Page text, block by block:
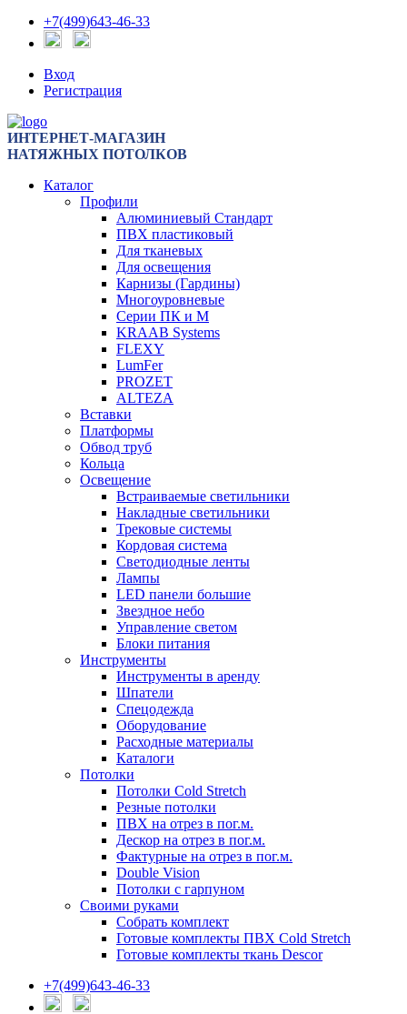
+7(499)643-46-33
Вход
Регистрация
ИНТЕРНЕТ-МАГАЗИН
НАТЯЖНЫХ ПОТОЛКОВ
Каталог
Профили
Алюминиевый Стандарт
ПВХ пластиковый
Для тканевых
Для освещения
Карнизы (Гардины)
Многоуровневые
Серии ПК и М
KRAAB Systems
FLEXY
LumFer
PROZET
ALTEZA
Вставки
Платформы
Обвод труб
Кольца
Освещение
Встраиваемые светильники
Накладные светильники
Трековые системы
Кордовая система
Светодиодные ленты
Лампы
LED панели большие
Звездное небо
Управление светом
Блоки питания
Инструменты
Инструменты в аренду
Шпатели
Спецодежда
Оборудование
Расходные материалы
Каталоги
Потолки
Потолки Cold Stretch
Резные потолки
ПВХ на отрез в пог.м.
Дескор на отрез в пог.м.
Фактурные на отрез в пог.м.
Double Vision
Потолки с гарпуном
Своими руками
Собрать комплект
Готовые комплекты ПВХ Cold Stretch
Готовые комплекты ткань Descor
+7(499)643-46-33